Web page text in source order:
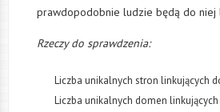
prawdopodobnie ludzie będą do niej
Rzeczy do sprawdzenia:
Liczba unikalnych stron linkujących
Liczba unikalnych domen